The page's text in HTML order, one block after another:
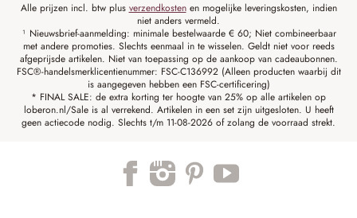
Alle prijzen incl. btw plus verzendkostenen mogelijke leveringskosten, indien
niet anders vermeld.
¹ Nieuwsbrief-aanmelding: minimale bestelwaarde € 60; Niet combineerbaar
met andere promoties. Slechts eenmaal in te wisselen. Geldt niet voor reeds
afgeprijsde artikelen. Niet van toepassing op de aankoop van cadeaubonnen.
FSC®-handelsmerklicentienummer: FSC-C136992 (Alleen producten waarbij dit
is aangegeven hebben een FSC-certificering)
* FINAL SALE: de extra korting ter hoogte van 25% op alle artikelen op
loberon.nl/Sale is al verrekend. Artikelen in een set zijn uitgesloten. U heeft
geen actiecode nodig. Slechts t/m 11-08-2026 of zolang de voorraad strekt.